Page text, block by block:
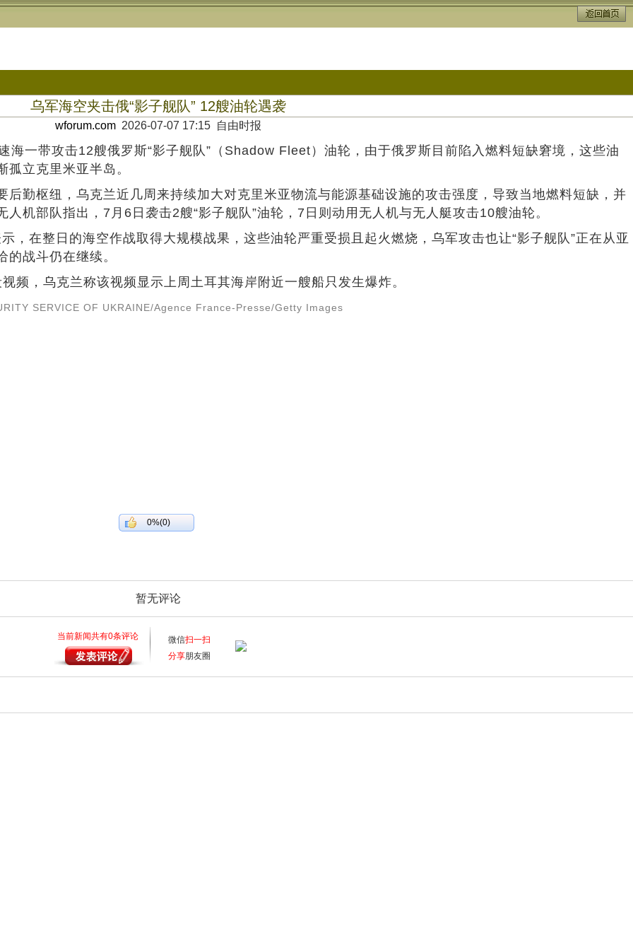
乌军海空夹击俄“影子舰队” 12艘油轮遇袭
wforum.com 2026-07-07 17:15 自由时报
带攻击12艘俄罗斯“影子舰队”（Shadow Fleet）油轮，由于俄罗斯目前陷入燃料短缺窘境，这些油
立克里米亚半岛。
枢纽，乌克兰近几周来持续加大对克里米亚物流与能源基础设施的攻击强度，导致当地燃料短缺，并
机部队指出，7月6日袭击2艘“影子舰队”油轮，7日则动用无人机与无人艇攻击10艘油轮。
整日的海空作战取得大规模战果，这些油轮严重受损且起火燃烧，乌军攻击也让“影子舰队”正在从亚
战斗仍在继续。
SERVICE OF UKRAINE/Agence France-Presse/Getty Images
0%(0)
暂无评论
当前新闻共有0条评论 微信扫一扫
分享朋友圈